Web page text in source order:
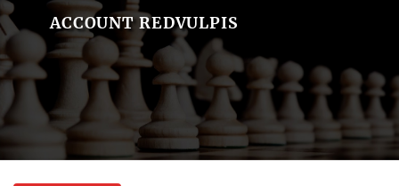
ACCOUNT REDVULPIS